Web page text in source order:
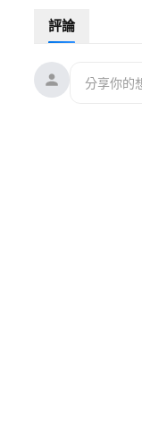
站：https://
香港：852-
新加坡：65-
評論